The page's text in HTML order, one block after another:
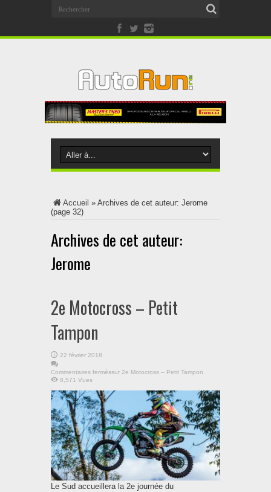
Accueil » Archives de cet auteur: Jerome
(page 32)
Archives de cet auteur:
Jerome
2e Motocross – Petit
Tampon
22 février 2018
Commentaires ferméssur 2e Motocross – Petit Tampon
8,571 Vues
Le Sud accueillera la 2e journée du